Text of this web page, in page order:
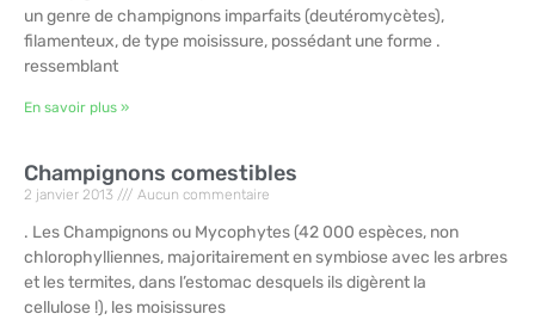
un genre de champignons imparfaits (deutéromycètes),
filamenteux, de type moisissure, possédant une forme .
ressemblant
En savoir plus »
Champignons comestibles
2 janvier 2013 Aucun commentaire
. Les Champignons ou Mycophytes (42 000 espèces, non
chlorophylliennes, majoritairement en symbiose avec les arbres
et les termites, dans l’estomac desquels ils digèrent la
cellulose !), les moisissures